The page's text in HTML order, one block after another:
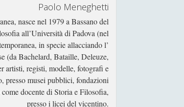
Paolo Meneghetti
nasce nel 1979 a Bassano del
all’Università di Padova (nel
in specie allacciando l’
(da Bachelard, Bataille, Deleuze,
artisti, registi, modelle, fotografi e
presso musei pubblici, fondazioni
docente di Storia e Filosofia,
presso i licei del vicentino.